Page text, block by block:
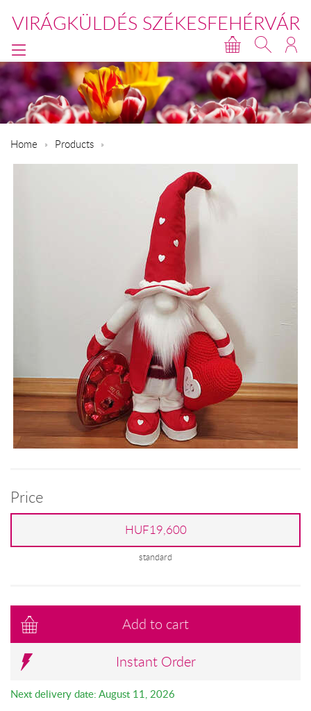
VIRÁGKÜLDÉS SZÉKESFEHÉRVÁR
Home Products
Price
HUF19,600
standard
Add to cart
Instant Order
Next delivery date: August 11, 2026